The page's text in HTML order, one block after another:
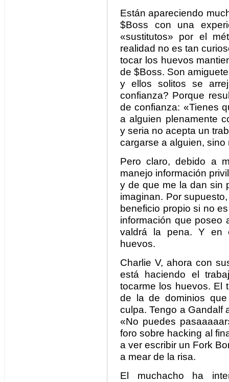
Están apareciendo
$Boss con una
«sustitutos» por el
realidad no es tan
tocar los huevos
de $Boss. Son
y ellos solitos se
confianza? Porque
de confianza: «Tienes
a alguien plenamente
y seria no acepta un
cargarse a alguien, sino
Pero claro, debido a
manejo información
y de que me la dan sin
imaginan. Por
beneficio propio si no
información que poseo
valdrá la pena. Y en
huevos.
Charlie V, ahora con
está haciendo el
tocarme los huevos. El
de la de dominios
culpa. Tengo a Gandalf
«No puedes
foro sobre hacking al
a ver escribir un Fork
a mear de la risa.
El muchacho ha